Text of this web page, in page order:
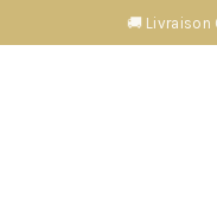
🚚 Livraison